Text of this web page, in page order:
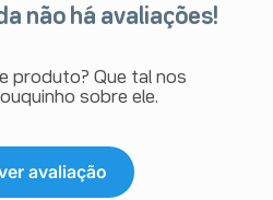
não há avaliações!
produto? Que tal nos
sobre ele.
avaliação